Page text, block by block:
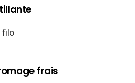
filo
frais